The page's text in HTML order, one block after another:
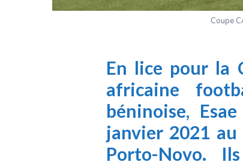
Coupe
En lice pour la
africaine
béninoise,
janvier 2021 au
Porto-Novo.